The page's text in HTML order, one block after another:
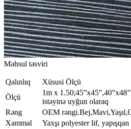
Məhsul təsviri
Qalınlıq
Xüsusi Ölçü
Ölçü
1m x
istəyinə uyğun olaraq
Rəng
OEM
Xammal
Yaxşı polyester lif, yapışqan